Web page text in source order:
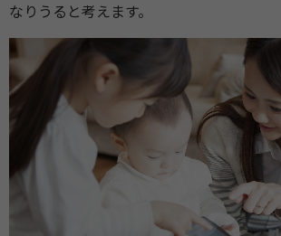
なりうると考えます。